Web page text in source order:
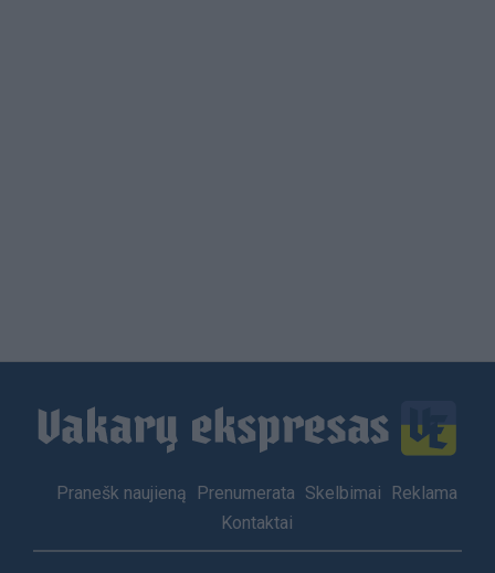
Footer
Pranešk naujieną Prenumerata Skelbimai
Reklama
Kontaktai